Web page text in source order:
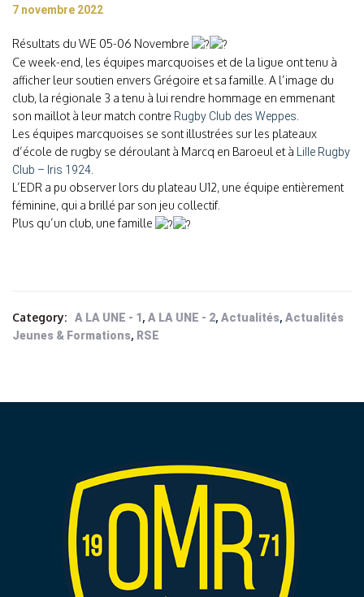
7 novembre 2022
Résultats du WE 05-06 Novembre
Ce week-end, les équipes marcquoises et de la ligue ont tenu à
afficher leur soutien envers Grégoire et sa famille. A l’image du
club, la régionale 3 a tenu à lui rendre hommage en emmenant
son maillot à leur match contre Rugby Club des Weppes.
Les équipes marcquoises se sont illustrées sur les plateaux
d’école de rugby se déroulant à Marcq en Baroeul et à Lille Rugby
Club – Iris 1924.
L’EDR a pu observer lors du plateau U12, une équipe entièrement
féminine, qui a brillé par son jeu collectif.
Plus qu’un club, une famille
Category: A LA UNE - 1 , A LA UNE - 2, Actualités, Actualités
Jeunes & Formations, RSE